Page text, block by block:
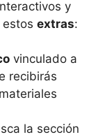
y
extras:
vinculado a
recibirás
la sección